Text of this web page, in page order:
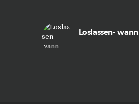
Loslassen-